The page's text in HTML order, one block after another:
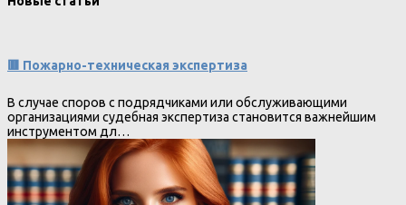
🟥 Пожарно-техническая экспертиза
В случае споров с подрядчиками или обслуживающими
организациями судебная экспертиза становится важнейшим
инструментом дл…